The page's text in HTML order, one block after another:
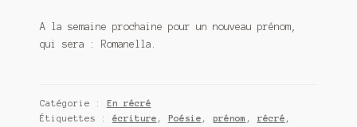
A la semaine prochaine pour un nouveau prénom,
qui sera : Romanella.
Catégorie : En récré
Étiquettes : écriture , Poésie , prénom , récré ,